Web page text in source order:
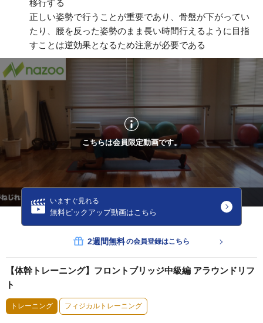
移行する
正しい姿勢で行うことが重要であり、骨盤が下がってい
たり、腰を反った姿勢のまま長い時間行えるように目指
すことは逆効果となるため注意が必要である
こちらは会員限定動画です。
いますぐ見れる
無料ピックアップ動画はこちら
2週間無料の会員登録はこちら
【体幹トレーニング】フロントブリッジ中級編 アラウンドリフ
ト
トレーニング フィジカルトレーニング